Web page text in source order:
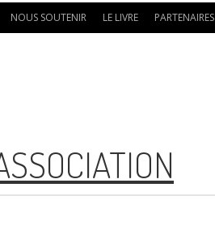
NOUS SOUTENIR LE LIVRE PARTENAIRES